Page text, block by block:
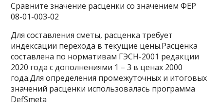
Сравните значение расценки со значением ФЕР
08-01-003-02
Для составления сметы, расценка требует
индексации перехода в текущие цены.Расценка
составлена по нормативам ГЭСН-2001 редакции
2020 года с дополнениями 1 – 3 в ценах 2000
года.Для определения промежуточных и итоговых
значений расценки использовалась программа
DefSmeta